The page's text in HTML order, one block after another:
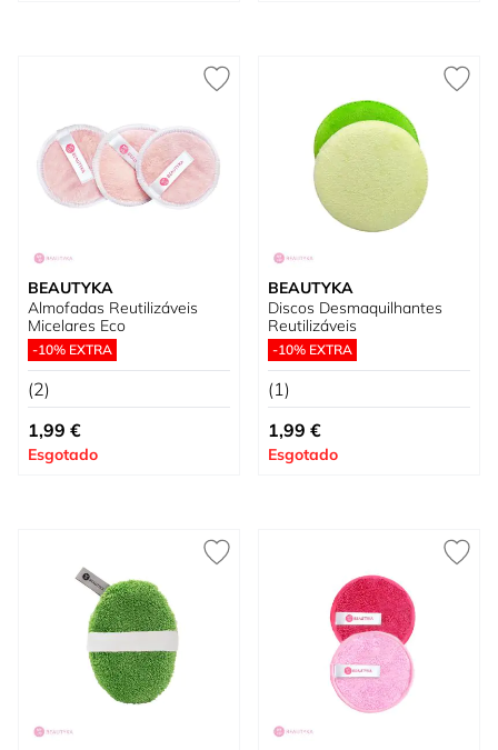
BEAUTYKA
Almofadas Reutilizáveis
Micelares Eco
-10% EXTRA
(2)
1,99 €
Esgotado
BEAUTYKA
Discos Desmaquilhantes
Reutilizáveis
-10% EXTRA
(1)
1,99 €
Esgotado